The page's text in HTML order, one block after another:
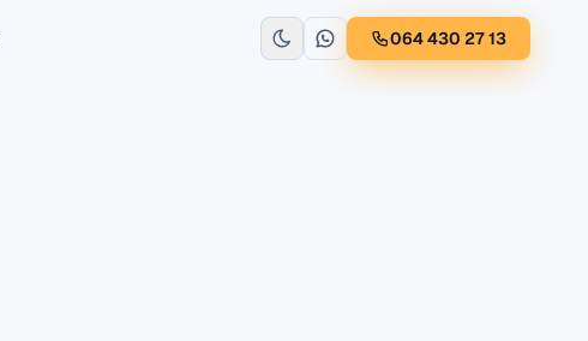
064 430 27 13